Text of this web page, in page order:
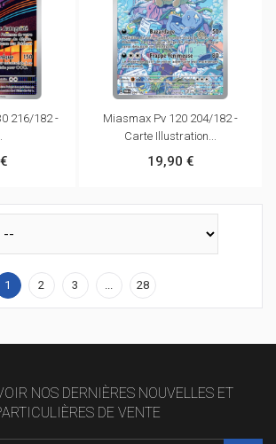
216/182 -
Miasmax Pv 120 204/182 -
Carte Illustration...
19,90 €
1 2 3 28
NOS DERNIÈRES NOUVELLES ET
DE VENTE